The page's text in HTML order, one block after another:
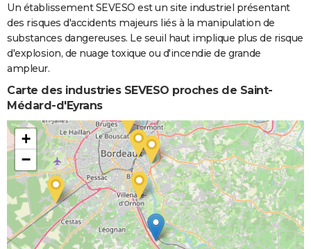
Un établissement SEVESO est un site industriel présentant
des risques d'accidents majeurs liés à la manipulation de
substances dangereuses. Le seuil haut implique plus de risque
d'explosion, de nuage toxique ou d'incendie de grande
ampleur.
Carte des industries SEVESO proches de Saint-
Médard-d'Eyrans
+
−